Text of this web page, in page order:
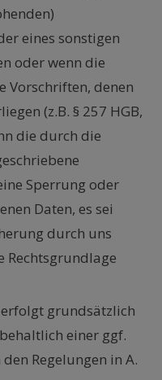
eines sonstigen
oder wenn die
Vorschriften, denen
(z.B. § 257 HGB,
die durch die
Sperrung oder
Daten, es sei
durch uns
grundsätzlich
einer ggf.
Regelungen in A.